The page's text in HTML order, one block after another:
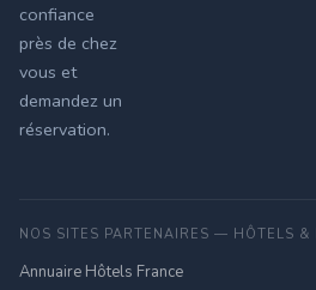
confiance
près de chez
vous et
demandez un
réservation.
NOS SITES PARTENAIRES — HÔTELS &
Annuaire Hôtels France